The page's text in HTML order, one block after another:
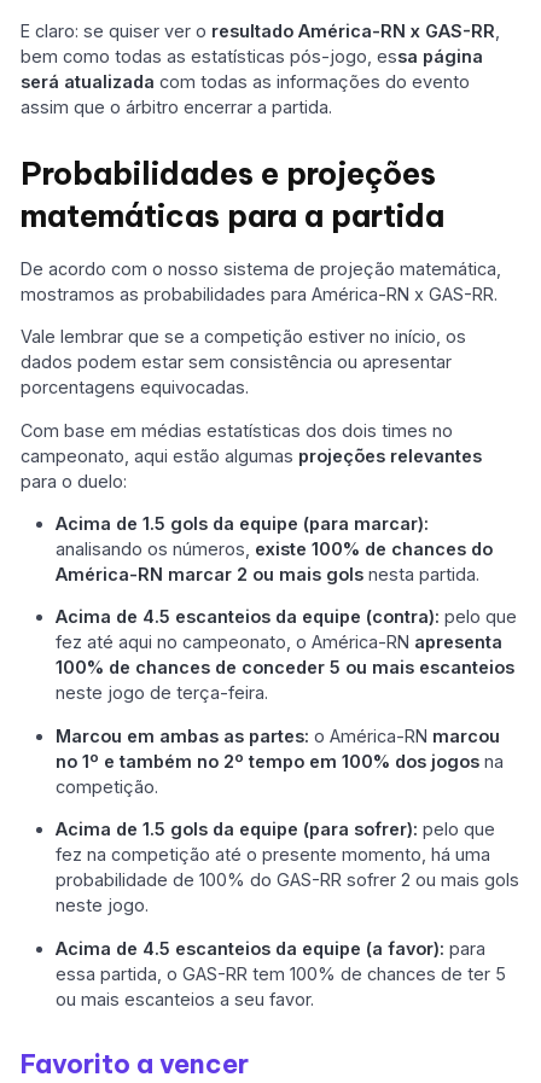
E claro: se quiser ver o resultado América-RN x GAS-RR
bem como todas as estatísticas pós-jogo, essa página
será atualizada com todas as informações do evento
assim que o árbitro encerrar a partida.
Probabilidades e projeções
matemáticas para a partida
De acordo com o nosso sistema de projeção matemática,
mostramos as probabilidades para América-RN x GAS-RR.
Vale lembrar que se a competição estiver no início, os
dados podem estar sem consistência ou apresentar
porcentagens equivocadas.
Com base em médias estatísticas dos dois times no
campeonato, aqui estão algumas projeções relevantes
para o duelo:
Acima de 1.5 gols da equipe (para marcar):
analisando os números, existe 100% de chances do
América-RN marcar 2 ou mais gols nesta partida.
Acima de 4.5 escanteios da equipe (contra): pelo que
fez até aqui no campeonato, o América-RN apresenta
100% de chances de conceder 5 ou mais escanteios
neste jogo de terça-feira.
Marcou em ambas as partes: o América-RN marcou
no 1º e também no 2º tempo em 100% dos jogos na
competição.
Acima de 1.5 gols da equipe (para sofrer): pelo que
fez na competição até o presente momento, há uma
probabilidade de 100% do GAS-RR sofrer 2 ou mais gols
neste jogo.
Acima de 4.5 escanteios da equipe (a favor): para
essa partida, o GAS-RR tem 100% de chances de ter 5
ou mais escanteios a seu favor.
Favorito a vencer